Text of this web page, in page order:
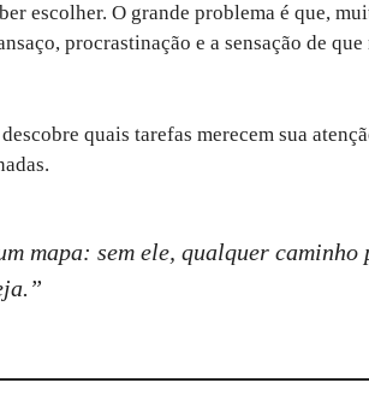
escolher. O grande problema é que,
procrastinação e a sensação de
descobre quais tarefas merecem sua
mapa: sem ele, qualquer caminho